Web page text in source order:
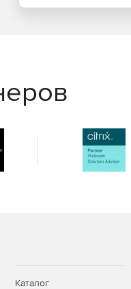
Каталог